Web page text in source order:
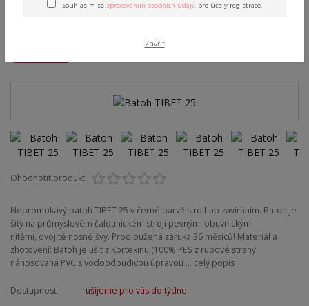
Ohodnotit produkt
Nepromokavý batoh TIBET 25 v černé barvě s roll-up zavíráním. Batoh je
šitý na průmyslovém čalounickém stroji pevnými obuvnickými
nitěmi, dvojité nosné švy. Prodloužená záruka 36 měsíců! Materiál a
zhotovení: Batoh je ušit z Kortexinu (100% PES z rubové strany
nánosovaná PVC s vodoodpudivou úpravou ... celý popis
Dostupnost
ušijeme pro vás do týdne
Souhlasím se zpracováním osobních údajů pro účely registrace.
Zavřít